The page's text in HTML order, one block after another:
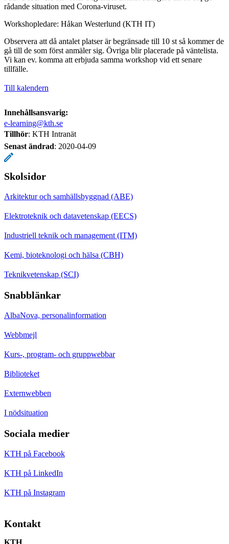
rådande situation med Corona-viruset.
Workshopledare: Håkan Westerlund (KTH IT)
Observera att då antalet platser är begränsade till 10 st så kommer de
gå till de som först anmäler sig. Övriga blir placerade på väntelista.
Vi kan ev. komma att erbjuda samma workshop vid ett senare
tillfälle.​
Till kalendern
Innehållsansvarig:
e-learning@kth.se
Tillhör: KTH Intranät
Senast ändrad: 2020-04-09
Skolsidor
Arkitektur och samhällsbyggnad (ABE)
Elektroteknik och datavetenskap (EECS)
Industriell teknik och management (ITM)
Kemi, bioteknologi och hälsa (CBH)
Teknikvetenskap (SCI)
Snabblänkar
AlbaNova, personalinformation
Webbmejl
Kurs-, program- och gruppwebbar
Biblioteket
Externwebben
I nödsituation
Sociala medier
KTH på Facebook
KTH på LinkedIn
KTH på Instagram
Kontakt
KTH